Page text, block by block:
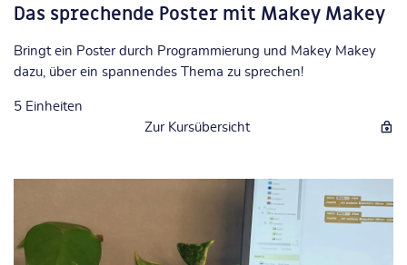
Das sprechende Poster mit Makey Makey
Bringt ein Poster durch Programmierung und Makey Makey
dazu, über ein spannendes Thema zu sprechen!
5 Einheiten
Zur Kursübersicht